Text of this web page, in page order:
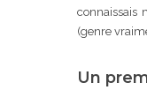
connaissais
(genre
Un